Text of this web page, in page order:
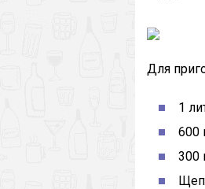
Для
1
600
300